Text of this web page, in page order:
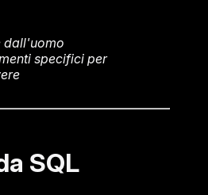
dall'uomo
specifici per
SQL